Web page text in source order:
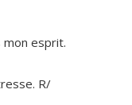
mon esprit.
R/